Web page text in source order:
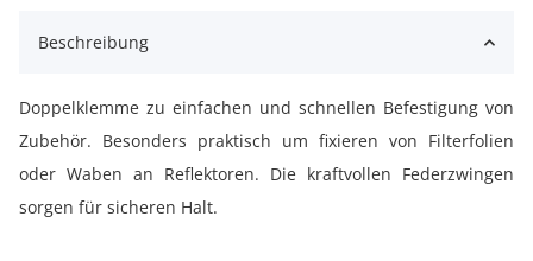
Beschreibung
Doppelklemme zu einfachen und schnellen Befestigung von
Zubehör. Besonders praktisch um fixieren von Filterfolien
oder Waben an Reflektoren. Die kraftvollen Federzwingen
sorgen für sicheren Halt.